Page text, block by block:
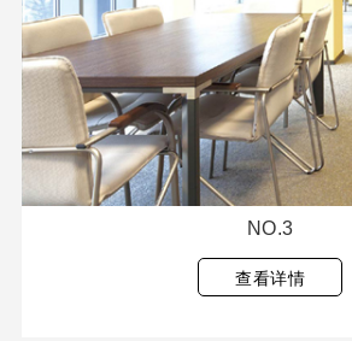
NO.3
查看详情